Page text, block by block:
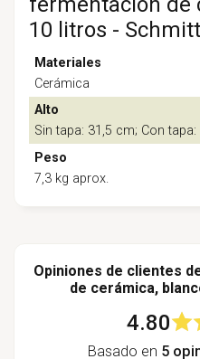
10 litros - Schmitt
Materiales
Cerámica
Alto
Sin tapa: 31,5 cm; Con
Peso
7,3 kg aprox.
Opiniones de clientes
de cerámica,
4.80
Basado en 5